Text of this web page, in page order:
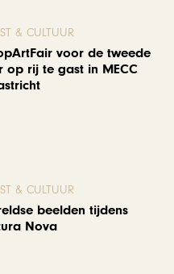
& CULTUUR
voor de tweede
op rij te gast in MECC
& CULTUUR
beelden tijdens
Nova